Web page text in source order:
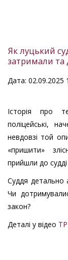
Як луцький
затримали та
Дата: 02.09.2025
Історія про
поліцейські,
невдовзі той
«пришити»
прийшли до
Суддя детально
Чи
закон?
Деталі у відео